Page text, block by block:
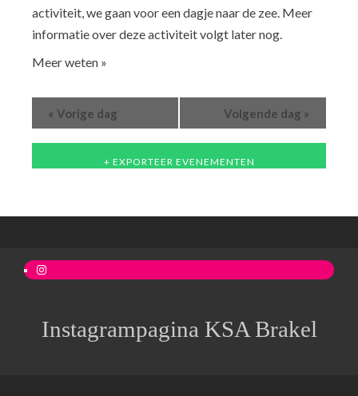
activiteit, we gaan voor een dagje naar de zee. Meer
informatie over deze activiteit volgt later nog.
Meer weten »
« Vorige dag Volgende dag »
+ EXPORTEER EVENEMENTEN
Instagram
Instagrampagina KSA Brakel